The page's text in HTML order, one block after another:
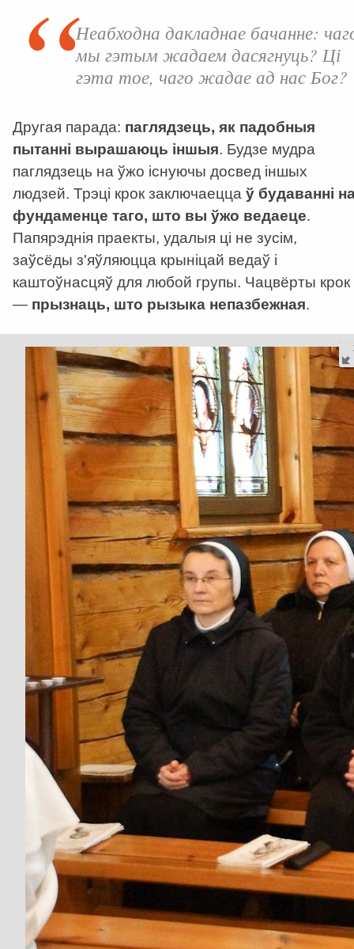
Неабходна дакладнае бачанне:
мы гэтым жадаем дасягнуць? Ці
гэта тое, чаго жадае ад нас Бог?
Другая парада: паглядзець, як падобныя
пытанні вырашаюць іншыя. Будзе мудра
паглядзець на ўжо існуючы досвед іншых
людзей. Трэці крок заключаецца ў будаванні
фундаменце таго, што вы ўжо ведаеце.
Папярэднія праекты, удалыя ці не зусім,
заўсёды з'яўляюцца крыніцай ведаў і
каштоўнасцяў для любой групы. Чацвёрты крок
— прызнаць, што рызыка непазбежная.